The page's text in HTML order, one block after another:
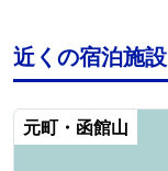
近くの宿泊施設
元町・函館山